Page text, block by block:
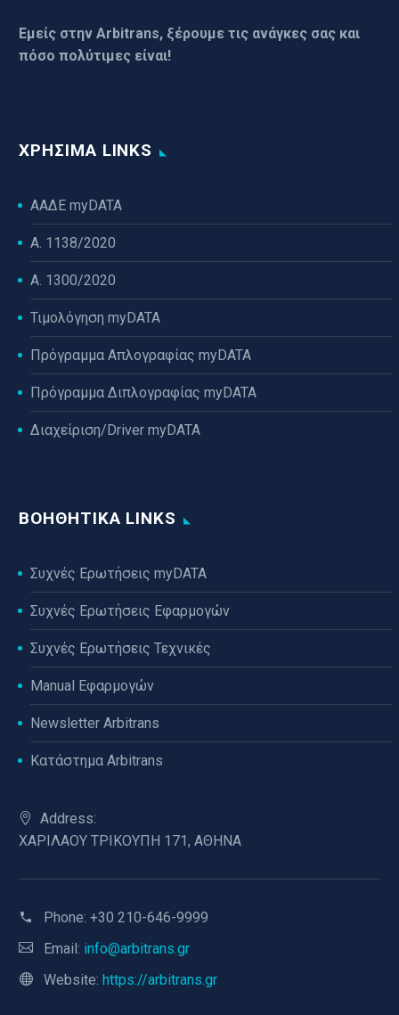
Εμείς στην Arbitrans, ξέρουμε τις ανάγκες σας και
πόσο πολύτιμες είναι!
ΧΡΉΣΙΜΑ LINKS
ΑΑΔΕ myDATA
Α. 1138/2020
Α. 1300/2020
Τιμολόγηση myDATA
Πρόγραμμα Απλογραφίας myDATA
Πρόγραμμα Διπλογραφίας myDATA
Διαχείριση/Driver myDATA
ΒΟΗΘΗΤΙΚΆ LINKS
Συχνές Ερωτήσεις myDATA
Συχνές Ερωτήσεις Εφαρμογών
Συχνές Ερωτήσεις Τεχνικές
Manual Εφαρμογών
Newsletter Arbitrans
Κατάστημα Arbitrans
Address:
ΧΑΡΙΛΑΟΥ ΤΡΙΚΟΥΠΗ 171, ΑΘΗΝΑ
Phone: +30 210-646-9999
Email: info@arbitrans.gr
Website: https://arbitrans.gr